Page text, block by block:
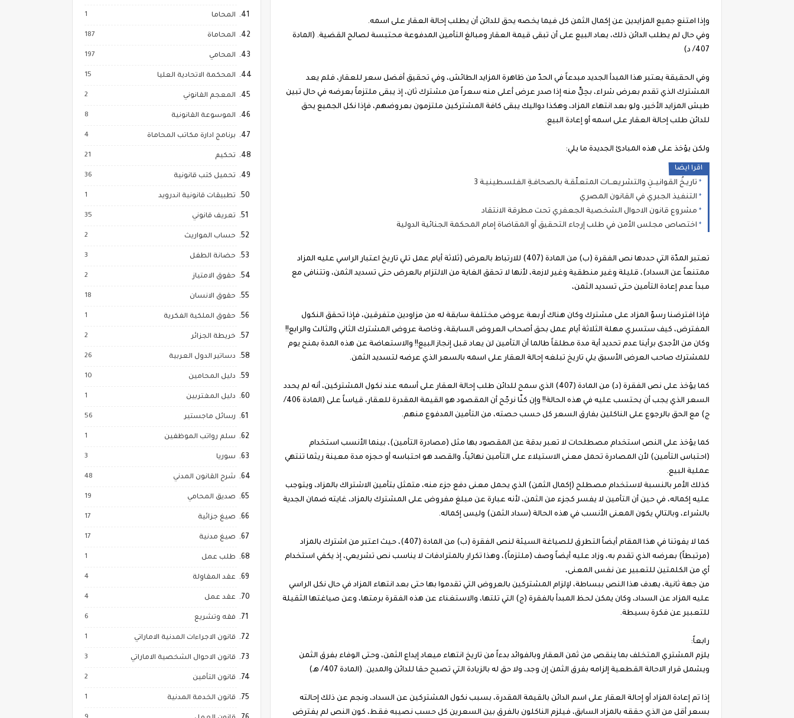
وإذا امتنع جميع المزايدين عن إكمال الثمن كل فيما يخصه يحق للدائن أن يطلب إحالة العقار على اسمه.
وفي حال لم يطلب الدائن ذلك، يعاد البيع على أن تبقى قيمة العقار ومبالغ التأمين المدفوعة محتبسة لصالح القضية. (المادة
407/ د)
وفي الحقيقة يعتبر هذا المبدأ الجديد مبدعاً في الحدّ من ظاهرة المزايد الطائش، وفي تحقيق أفضل سعر للعقار، فلم يعد
المشترك الذي تقدم بعرض شراء، بحِلٍّ منه إذا صدر عرض أعلى منه سعراً من مشترك ثان، إذ يبقى ملتزماً بعرضه في حال تبين
طيش المزايد الأخير، ولو بعد انتهاء المزاد، وهكذا دواليك يبقى كافة المشتركين ملتزمون بعروضهم، فإذا نكل الجميع يحق
للدائن طلب إحالة العقار على اسمه أو إعادة البيع.
ولكن يؤخذ على هذه المبادئ الجديدة ما يلي:
اقرا ايضا
تاريـخُ القوانيــنِ والتشريعــات المتعلّقـة بالصحافـةِ الفلسطينيـة 3
التنفيذ الجبري في القانون المصري
مشروع قانون الاحوال الشخصية الجعفري تحت مطرقة الانتقاد
اختصاص مجلس الأمن في طلب إرجاء التحقيق أو المقاضاة إمام المحكمة الجنائية الدولية
تعتبر المدّة التي حددها نص الفقرة (ب) من المادة (407) للارتباط بالعرض (ثلاثة أيام عمل تلي تاريخ اعتبار الراسي عليه المزاد
ممتنعاً عن السداد)، قليلة وغير منطقية وغير لازمة، لأنها لا تحقق الغاية من الالتزام بالعرض حتى تسديد الثمن، وتتنافى مع
مبدأ عدم إعادة التأمين حتى تسديد الثمن،
فإذا افترضنا رسوّ المزاد على مشترك وكان هناك أربعة عروض مختلفة سابقة له من مزاودين متفرقين، فإذا تحقق النكول
المفترض، كيف ستسري مهلة الثلاثة أيام عمل بحق أصحاب العروض السابقة، وخاصة عروض المشترك الثاني والثالث والرابع!!
وكان من الأجدى برأينا عدم تحديد أية مدة مطلقاً طالما أن التأمين لن يعاد قبل إنجاز البيع!! والاستعاضة عن هذه المدة بمنح يوم
للمشترك صاحب العرض الأسبق يلي تاريخ تبلغه إحالة العقار على اسمه بالسعر الذي عرضه لتسديد الثمن.
كما يؤخذ على نص الفقرة (د) من المادة (407) الذي سمح للدائن طلب إحالة العقار على أسمه عند نكول المشتركين، أنه لم يحدد
السعر الذي يجب أن يحتسب عليه في هذه الحالة!! وإن كنّا نرجّح أن المقصود هو القيمة المقدرة للعقار، قياساً على (المادة 406/
ج) مع الحق بالرجوع على الناكلين بفارق السعر كل حسب حصته، من التأمين المدفوع منهم.
كما يؤخذ على النص استخدام مصطلحات لا تعبر بدقة عن المقصود بها مثل (مصادرة التأمين)، بينما الأنسب استخدام
(احتباس التأمين) لأن المصادرة تحمل معنى الاستيلاء على التأمين نهائياً، والقصد هو احتباسه أو حجزه مدة معينة ريثما تنتهي
عملية البيع.
كذلك الأمر بالنسبة لاستخدام مصطلح (إكمال الثمن) الذي يحمل معنى دفع جزء منه، متمثل بتأمين الاشتراك بالمزاد، ويتوجب
عليه إكماله، في حين أن التأمين لا يفسر كجزء من الثمن، لأنه عبارة عن مبلغ مفروض على المشترك بالمزاد، غايته ضمان الجدية
بالشراء، وبالتالي يكون المعنى الأنسب في هذه الحالة (سداد الثمن) وليس إكماله.
كما لا يفوتنا في هذا المقام أيضاً التطرق للصياغة السيئة لنص الفقرة (ب) من المادة (407)، حيث اعتبر من اشترك بالمزاد
(مرتبطاً) بعرضه الذي تقدم به، وزاد عليه أيضاً وصف (ملتزماً)، وهذا تكرار بالمترادفات لا يناسب نص تشريعي، إذ يكفي استخدام
أي من الكلمتين للتعبير عن نفس المعنى،
من جهة ثانية، يهدف هذا النص ببساطة، لإلزام المشتركين بالعروض التي تقدموا بها حتى بعد انتهاء المزاد في حال نكل الراسي
عليه المزاد عن السداد، وكان يمكن لحظ المبدأ بالفقرة (ج) التي تلتها، والاستغناء عن هذه الفقرة برمتها، وعن صياغتها الثقيلة
للتعبير عن فكرة بسيطة.
رابعاً:
يلزم المشتري المتخلف بما ينقص من ثمن العقار وبالفوائد بدءاً من تاريخ انتهاء ميعاد إيداع الثمن، وحتى الوفاء بفرق الثمن
ويشمل قرار الاحالة القطعية إلزامه بفرق الثمن إن وجد، ولا حق له بالزيادة التي تصبح حقا للدائن والمدين. (المادة 407/ هـ)
إذا تم إعادة المزاد أو إحالة العقار على اسم الدائن بالقيمة المقدرة، بسبب نكول المشتركين عن السداد، ونجم عن ذلك إحالته
بسعر أقل من الذي حققه بالمزاد السابق، فيلزم الناكلون بالفرق بين السعرين كل حسب نصيبه فقط، كون النص لم يفترض
المحاما 1
المحاماة 187
المحامي 197
المحكمة الاتحادية العليا 15
المعجم القانوني 2
الموسوعة القانونية 8
برنامج ادارة مكاتب المحاماة 4
تحكيم 21
تحميل كتب قانونية 36
تطبيقات قانونية اندرويد 1
تعريف قانوني 35
حساب المواريث 2
حضانة الطفل 3
حقوق الامتياز 2
حقوق الانسان 18
حقوق الملكية الفكرية 1
خريطة الجزائر 2
دساتير الدول العربية 26
دليل المحامين 10
دليل المغتربين 1
رسائل ماجستير 56
سلم رواتب الموظفين 1
سوريا 3
شرح القانون المدني 48
صديق المحامي 19
صيغ جزائية 17
صيغ مدنية 17
طلب عمل 1
عقد المقاولة 4
عقد عمل 4
فقه وتشريع 6
قانون الاجراءات المدنية الاماراتي 1
قانون الاحوال الشخصية الاماراتي 3
قانون التأمين 2
قانون الخدمة المدنية 1